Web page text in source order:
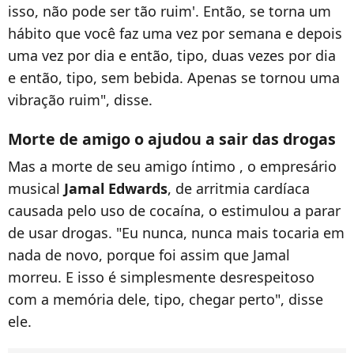
isso, não pode ser tão ruim'. Então, se torna um
hábito que você faz uma vez por semana e depois
uma vez por dia e então, tipo, duas vezes por dia
e então, tipo, sem bebida. Apenas se tornou uma
vibração ruim", disse.
Morte de amigo o ajudou a sair das drogas
Mas a morte de seu amigo íntimo , o empresário
musical Jamal Edwards, de arritmia cardíaca
causada pelo uso de cocaína, o estimulou a parar
de usar drogas. "Eu nunca, nunca mais tocaria em
nada de novo, porque foi assim que Jamal
morreu. E isso é simplesmente desrespeitoso
com a memória dele, tipo, chegar perto", disse
ele.